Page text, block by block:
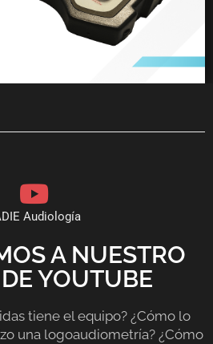
Audiología
A NUESTRO
YOUTUBE
tiene el equipo? ¿Cómo lo
una logoaudiometría? ¿Cómo